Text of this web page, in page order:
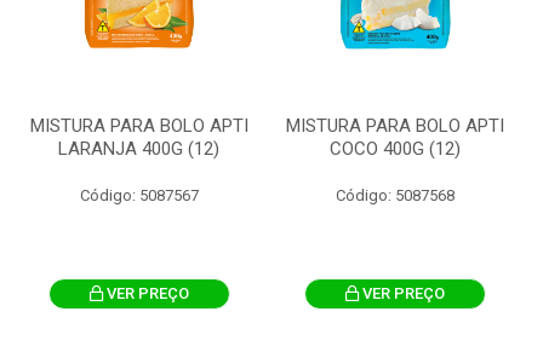
MISTURA PARA BOLO APTI
LARANJA 400G (12)
Código: 5087567
VER PREÇO
MISTURA PARA BOLO APTI
COCO 400G (12)
Código: 5087568
VER PREÇO